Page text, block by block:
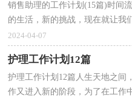
销售助理的工作计划(15篇)时间
的生活，新的挑战，现在就让我
吧。那么你真正懂得怎么制定计
2024-04-07
护理工作计划12篇
护理工作计划12篇人生天地之间
作又进入新的阶段，为了在工作